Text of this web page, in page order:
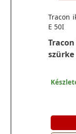
szürke
Tracon
E 50I